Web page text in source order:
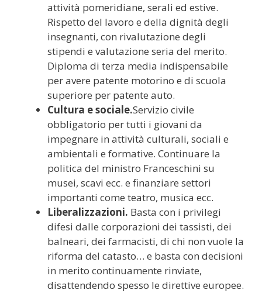
attività pomeridiane, serali ed estive.
Rispetto del lavoro e della dignità degli
insegnanti, con rivalutazione degli
stipendi e valutazione seria del merito.
Diploma di terza media indispensabile
per avere patente motorino e di scuola
superiore per patente auto.
Cultura e sociale.Servizio civile
obbligatorio per tutti i giovani da
impegnare in attività culturali, sociali e
ambientali e formative. Continuare la
politica del ministro Franceschini su
musei, scavi ecc. e finanziare settori
importanti come teatro, musica ecc.
Liberalizzazioni. Basta con i privilegi
difesi dalle corporazioni dei tassisti, dei
balneari, dei farmacisti, di chi non vuole la
riforma del catasto… e basta con decisioni
in merito continuamente rinviate,
disattendendo spesso le direttive europee.